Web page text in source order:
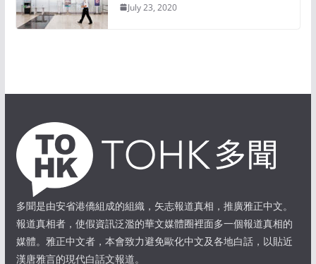
July 23, 2020
多聞是由安省港僑組成的組織，矢志報道真相，推廣雅正中文。
報道真相者，使假資訊泛濫的華文媒體圈裡面多一個報道真相的
媒體。雅正中文者，本會致力避免歐化中文及各地白話，以貼近
漢唐雅言的現代白話文報道。